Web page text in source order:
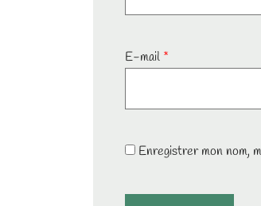
E-mail *
Enregistrer mon nom,